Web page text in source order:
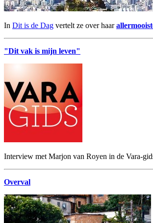
In Dit is de Dag vertelt ze over haar
"Dit vak is mijn leven"
Interview met Marjon van Royen in de Vara-
Overval